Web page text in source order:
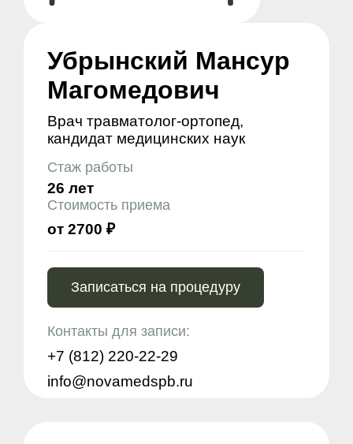
Убрынский Мансур
Магомедович
Врач травматолог-ортопед,
кандидат медицинских наук
Стаж работы
26 лет
Стоимость приема
от 2700 ₽
Записаться на процедуру
Контакты для записи:
+7 (812) 220-22-29
info@novamedspb.ru